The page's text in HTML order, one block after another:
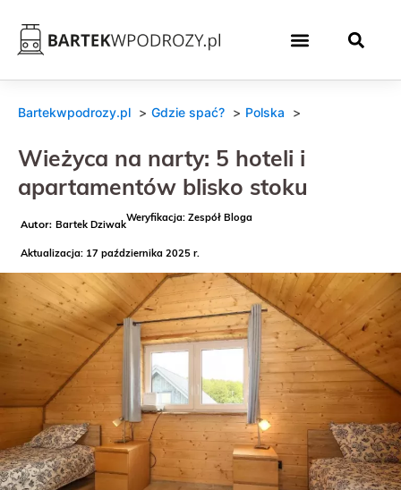
Bartekwpodrozy.pl Gdzie spać? Polska
Wieżyca na narty: 5 hoteli i
apartamentów blisko stoku
Bartek Dziwak
Weryfikacja: Zespół Bloga
Aktualizacja: 17 października 2025 r.